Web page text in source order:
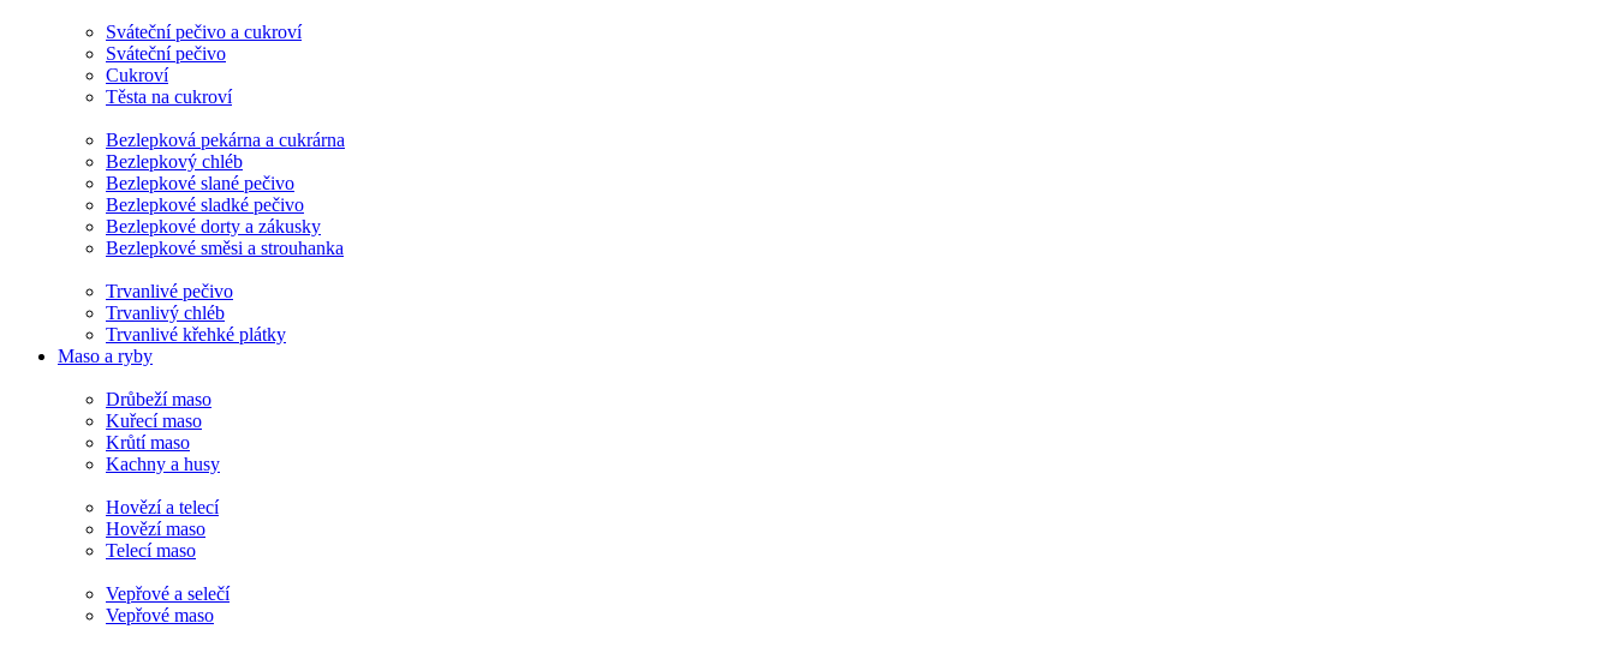
Sváteční pečivo a cukroví
Sváteční pečivo
Cukroví
Těsta na cukroví
Bezlepková pekárna a cukrárna
Bezlepkový chléb
Bezlepkové slané pečivo
Bezlepkové sladké pečivo
Bezlepkové dorty a zákusky
Bezlepkové směsi a strouhanka
Trvanlivé pečivo
Trvanlivý chléb
Trvanlivé křehké plátky
Maso a ryby
Drůbeží maso
Kuřecí maso
Krůtí maso
Kachny a husy
Hovězí a telecí
Hovězí maso
Telecí maso
Vepřové a selečí
Vepřové maso